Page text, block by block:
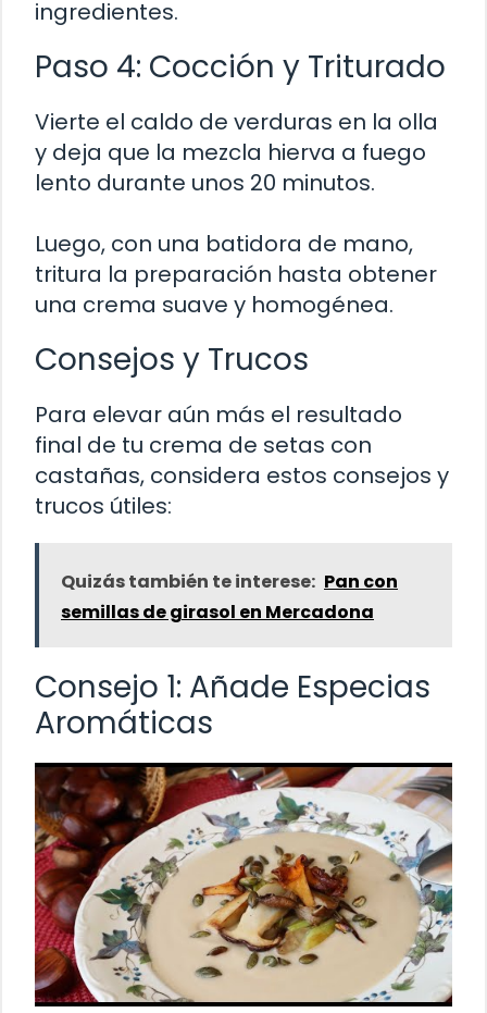
ingredientes.
Paso 4: Cocción y Triturado
Vierte el caldo de verduras en la olla
y deja que la mezcla hierva a fuego
lento durante unos 20 minutos.
Luego, con una batidora de mano,
tritura la preparación hasta obtener
una crema suave y homogénea.
Consejos y Trucos
Para elevar aún más el resultado
final de tu crema de setas con
castañas, considera estos consejos y
trucos útiles:
Quizás también te interese: Pan con
semillas de girasol en Mercadona
Consejo 1: Añade Especias
Aromáticas